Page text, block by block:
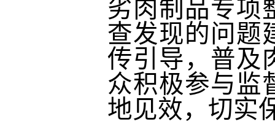
劣肉制品专项
查发现的问题
传引导，普及
众积极参与监
地见效，切实